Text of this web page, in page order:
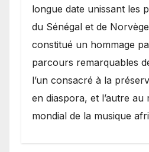
longue date unissant les
du Sénégal et de
constitué un hommage
parcours remarquables
l’un consacré à la
en diaspora, et l’autre au
mondial de la musique